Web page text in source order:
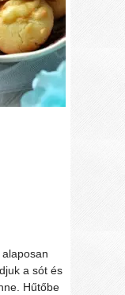
a sót és
Hűtőbe